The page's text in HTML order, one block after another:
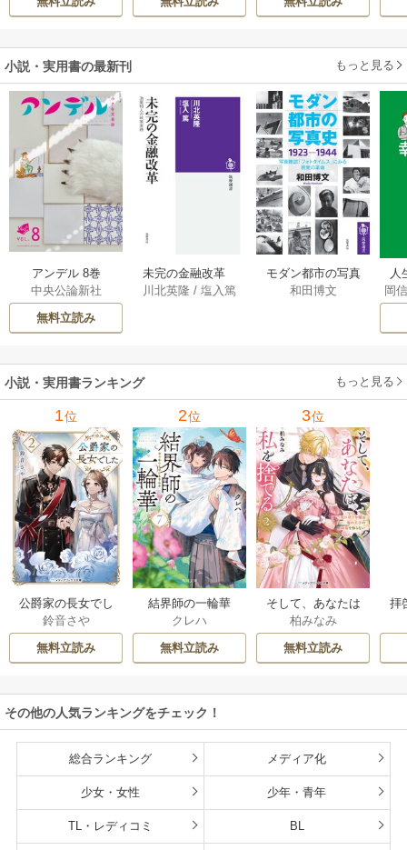
か溺愛してきます
伝～
の落ちこぼれ令
を掴み取る～
しろう
小説・実用書の最新刊 もっと見る
アンデル 8巻
中央公論新社
無料立読み
未完の金融改革
――池尾和人の政
川北英隆 /塩入篤
モダン都市の写真
史 1923－1944
和田博文
人
教
岡
小説・実用書ランキング もっと見る
1位
公爵家の長女でし
た
鈴音さや
無料立読み
2位
結界師の一輪華
クレハ
無料立読み
3位
そして、あなたは
私を捨てる
柏みなみ
無料立読み
拝
その他の人気ランキングをチェック！
総合ランキング メディア化
少女・女性 少年・青年
TL・レディコミ BL